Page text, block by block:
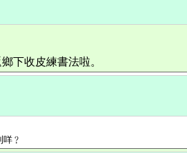
下收皮練書法啦。
﹖